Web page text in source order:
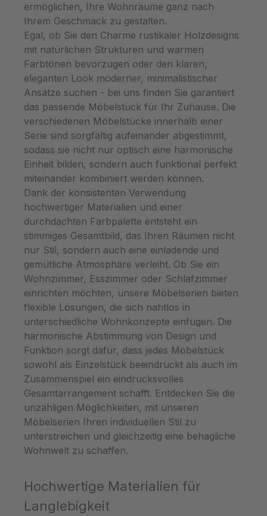
ermöglichen, Ihre Wohnräume ganz nach
Ihrem Geschmack zu gestalten.
Egal, ob Sie den Charme rustikaler Holzdesigns
mit natürlichen Strukturen und warmen
Farbtönen bevorzugen oder den klaren,
eleganten Look moderner, minimalistischer
Ansätze suchen - bei uns finden Sie garantiert
das passende Möbelstück für Ihr Zuhause. Die
verschiedenen Möbelstücke innerhalb einer
Serie sind sorgfältig aufeinander abgestimmt,
sodass sie nicht nur optisch eine harmonische
Einheit bilden, sondern auch funktional perfekt
miteinander kombiniert werden können.
Dank der konsistenten Verwendung
hochwertiger Materialien und einer
durchdachten Farbpalette entsteht ein
stimmiges Gesamtbild, das Ihren Räumen nicht
nur Stil, sondern auch eine einladende und
gemütliche Atmosphäre verleiht. Ob Sie ein
Wohnzimmer, Esszimmer oder Schlafzimmer
einrichten möchten, unsere Möbelserien bieten
flexible Lösungen, die sich nahtlos in
unterschiedliche Wohnkonzepte einfügen. Die
harmonische Abstimmung von Design und
Funktion sorgt dafür, dass jedes Möbelstück
sowohl als Einzelstück beeindruckt als auch im
Zusammenspiel ein eindrucksvolles
Gesamtarrangement schafft. Entdecken Sie die
unzähligen Möglichkeiten, mit unseren
Möbelserien Ihren individuellen Stil zu
unterstreichen und gleichzeitig eine behagliche
Wohnwelt zu schaffen.
Hochwertige Materialien für
Langlebigkeit